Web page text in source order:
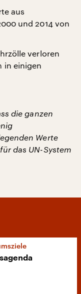
aus
und 2014 von
verloren
in einigen
die ganzen
Werte
das UN-System